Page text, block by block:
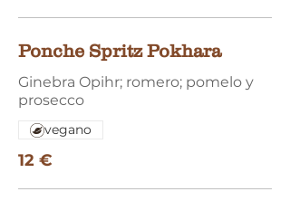
Ponche Spritz Pokhara
Ginebra Opihr; romero; pomelo y
prosecco
12 €
vegano